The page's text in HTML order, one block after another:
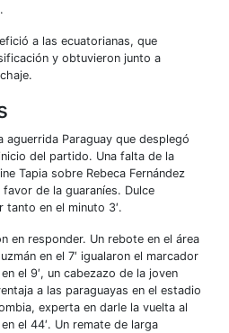
a las ecuatorianas, que
y obtuvieron junto a
aguerrida Paraguay que desplegó
del partido. Una falta de la
Tapia sobre Rebeca Fernández
de la guaraníes. Dulce
en el minuto 3′.
en responder. Un rebote en el área
en el 7′ igualaron el marcador
el 9′, un cabezazo de la joven
a las paraguayas en el estadio
experta en darle la vuelta al
el 44′. Un remate de larga